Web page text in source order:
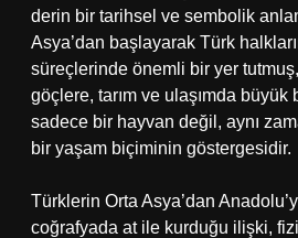
derin bir tarihsel ve sembolik
Asya’dan başlayarak Türk
süreçlerinde önemli bir yer
göçlere, tarım ve ulaşımda büyük
sadece bir hayvan değil, aynı
bir yaşam biçiminin göstergesidir.
Türklerin Orta Asya’dan
coğrafyada at ile kurduğu ilişki,